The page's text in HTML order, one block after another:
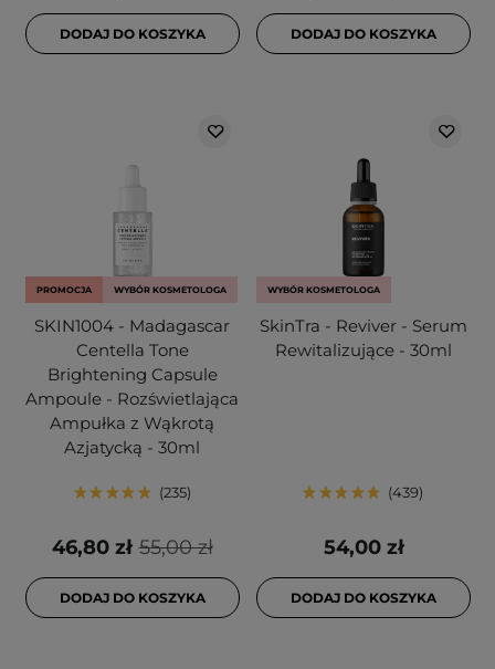
DODAJ DO KOSZYKA DODAJ DO KOSZYKA
PROMOCJA WYBÓR KOSMETOLOGA
SKIN1004 - Madagascar
Centella Tone
Brightening Capsule
Ampoule - Rozświetlająca
Ampułka z Wąkrotą
Azjatycką - 30ml
235
55,00 zł
46,80 zł
DODAJ DO KOSZYKA
WYBÓR KOSMETOLOGA
SkinTra - Reviver - Serum
Rewitalizujące - 30ml
439
54,00 zł
DODAJ DO KOSZYKA